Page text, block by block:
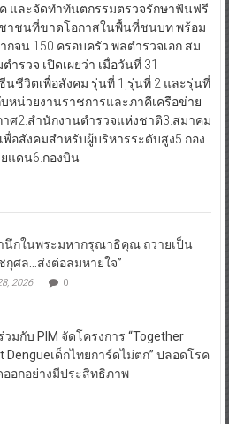
และจัดทำทันตกรรมตรวจรักษาฟันฟรี
าชนที่ขาดโอกาสในพื้นที่ชนบท พร้อม
จน 150 ครอบครัว พลตำรวจเอก สม
รวจ เปิดเผยว่า เมื่อวันที่ 31
นชีวิตเพื่อสังคม รุ่นที่ 1,รุ่นที่ 2 และรุ่นที่
หน่วยงานราชการและภาคีเครือข่าย
ศ2.สำนักงานตำรวจแห่งชาติ3.สมาคม
อสังคมสำหรับผู้บริหารระดับสูง5.กอง
แดน6.กองบิน
นึกในพระมหากรุณาธิคุณ ถวายเป็น
กุศล…ส่งต่อลมหายใจ”
2026 0
วมกับ PIM จัดโครงการ “Together
Dengueเด็กไทยการ์ดไม่ตก” ปลอดโรค
ออกอย่างมีประสิทธิภาพ